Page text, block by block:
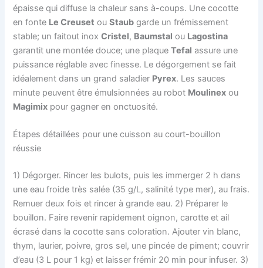
épaisse qui diffuse la chaleur sans à-coups. Une cocotte
en fonte Le Creuset ouStaub garde un frémissement
stable; un faitout inoxCristel, Baumstal ou Lagostina
garantit une montée douce; une plaqueTefal assure une
puissance réglable avec finesse. Le dégorgement se fait
idéalement dans un grand saladier Pyrex. Les sauces
minute peuvent être émulsionnées au robot Moulinex ou
Magimix pour gagner en onctuosité.
Étapes détaillées pour une cuisson au court-bouillon
réussie
1) Dégorger. Rincer les bulots, puis les immerger 2 h dans
une eau froide très salée (35 g/L, salinité type mer), au frais.
Remuer deux fois et rincer à grande eau. 2) Préparer le
bouillon. Faire revenir rapidement oignon, carotte et ail
écrasé dans la cocotte sans coloration. Ajouter vin blanc,
thym, laurier, poivre, gros sel, une pincée de piment; couvrir
d’eau (3 L pour 1 kg) et laisser frémir 20 min pour infuser. 3)